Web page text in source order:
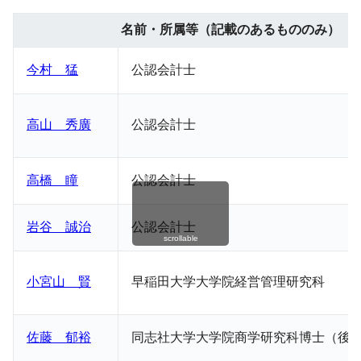
名前・所属等（記載のあるもののみ）
今村 猛 公認会計士
高山 秀廣 公認会計士
高橋 瞳 公認会計士
岩谷 誠治 公認会計士
小宮山 賢 早稲田大学大学院経営管理研究科
佐藤 郁裕 同志社大学大学院商学研究科博士（後
scrollable